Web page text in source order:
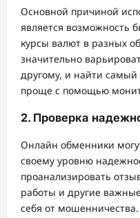
Основной причиной
является возможность
курсы валют в разных
значительно
другому, и найти
проще с помощью
2. Проверка
Онлайн обменники
своему уровню
проанализировать
работы и другие
себя от мошенничества.